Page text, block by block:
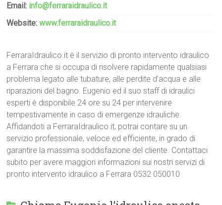
Email: info@ferraraidraulico.it
Website:www.ferraraidraulico.it
FerraraIdraulico.it è il servizio di pronto intervento idraulico
a Ferrara che si occupa di risolvere rapidamente qualsiasi
problema legato alle tubature, alle perdite d’acqua e alle
riparazioni del bagno. Eugenio ed il suo staff di idraulici
esperti è disponibile 24 ore su 24 per intervenire
tempestivamente in caso di emergenze idrauliche.
Affidandoti a FerraraIdraulico.it, potrai contare su un
servizio professionale, veloce ed efficiente, in grado di
garantire la massima soddisfazione del cliente. Contattaci
subito per avere maggiori informazioni sui nostri servizi di
pronto intervento idraulico a Ferrara 0532 050010